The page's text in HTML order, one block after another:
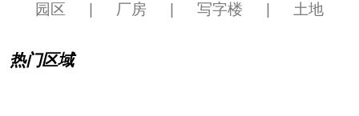
园区 厂房 写字楼 土地
热门区域